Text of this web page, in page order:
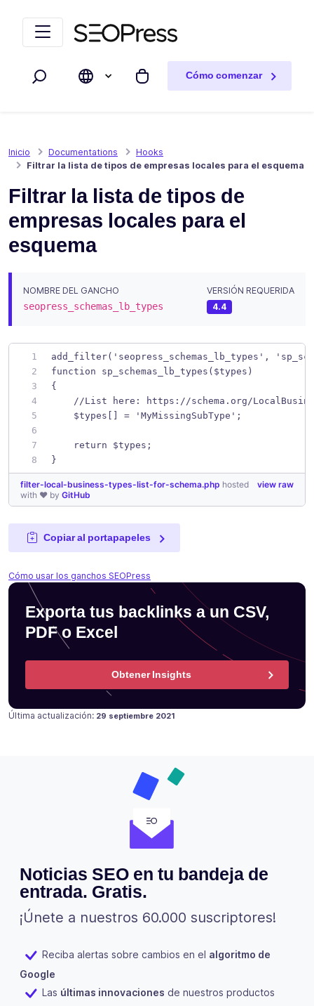
Buscar Mi carrito
Cómo comenzar
Inicio Documentations
Hooks
Filtrar la lista de tipos de empresas locales para el esquema
Filtrar la lista de tipos de
empresas locales para el
esquema
NOMBRE DEL GANCHO
seopress_schemas_lb_types
VERSIÓN REQUERIDA
4.4
add_filter('seopress_schemas_lb_types',
function sp_schemas_lb_types($types)
{
//List here: https://schema.org/
    $types[] = 'MyMissingSubType';
    return $types;
}
view raw
filter-local-business-types-list-for-schema.php hosted
with ❤ by GitHub
Copiar al portapapeles
Cómo usar los ganchos SEOPress
Exporta tus backlinks a un CSV,
PDF o Excel
Obtener Insights
Última actualización: Publicado en
17 julio 2021
29 septiembre 2021
Noticias SEO en tu bandeja de
entrada. Gratis.
¡Únete a nuestros 60.000 suscriptores!
Reciba alertas sobre cambios en el algoritmo de
Google
Las últimas innovaciones de nuestros productos